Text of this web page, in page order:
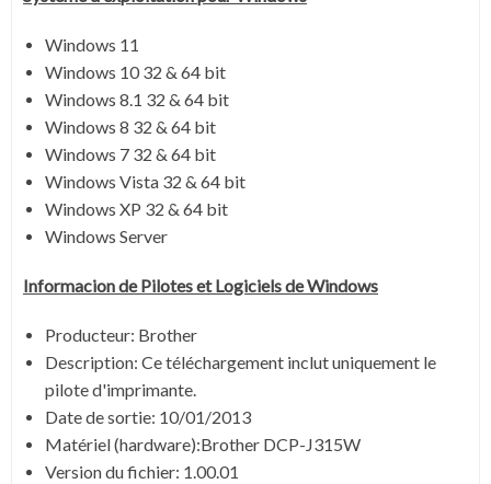
Windows 11
Windows 10 32 & 64 bit
Windows 8.1 32 & 64 bit
Windows 8 32 & 64 bit
Windows 7 32 & 64 bit
Windows Vista 32 & 64 bit
Windows XP 32 & 64 bit
Windows Server
Informacion de Pilotes et Logiciels de Windows
Producteur: Brother
Description: Ce téléchargement inclut uniquement le
pilote d'imprimante.
Date de sortie: 10/01/2013
Matériel (hardware):Brother DCP-J315W
Version du fichier: 1.00.01